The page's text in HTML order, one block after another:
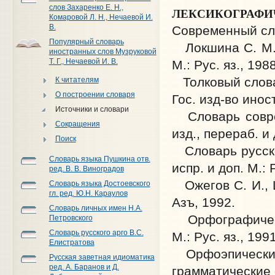
слов Захаренко Е. Н.,
Комаровой Л. Н., Нечаевой И.
В.
Популярный словарь
иностранных слов Музруковой
Т. Г., Нечаевой И. В.
К читателям
О построении словаря
Источники и словари
Сокращения
Поиск
Словарь языка Пушкина отв.
ред. В. В. Виноградов
Словарь языка Достоевского
гл. ред. Ю.Н. Караулов
Словарь личных имен Н.А.
Петровского
Словарь русского арго В.С.
Елистратова
Русская заветная идиоматика
ред. А. Баранов и Д.
Современный
Локшина С. М.
М.: Рус. яз.,
Толковый
Гос. изд-во
Словарь
изд., перераб.
Словарь
испр. и доп. М.:
Ожегов С. И.,
Азъ, 1992.
М.: Рус. яз.,